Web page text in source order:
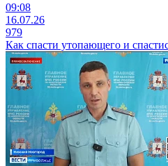
09:08
16.07.26
979
Как спасти утопающего и